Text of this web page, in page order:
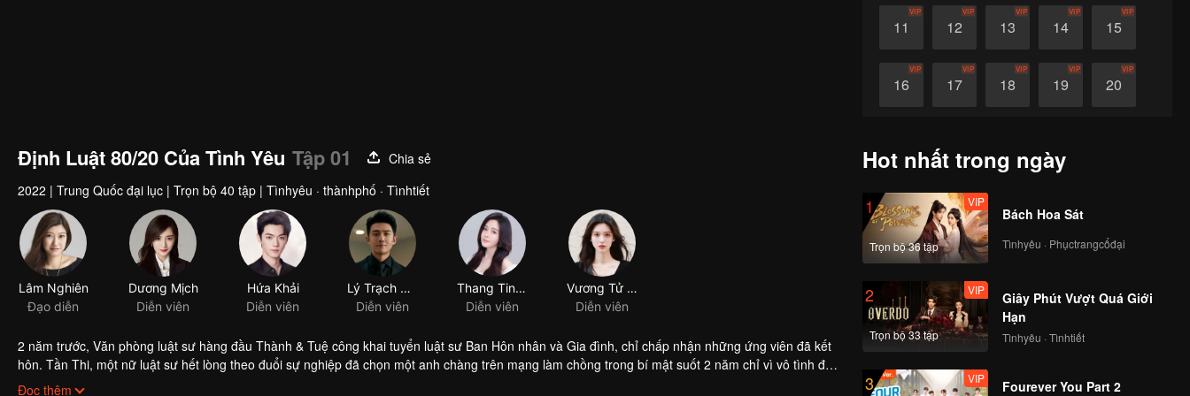
11
VIP
12
VIP
13
VIP
14
VIP
15
VIP
16
VIP
17
VIP
18
VIP
19
VIP
20
VIP
26 27
Định Luật 80/20 Của Tình Yêu Tập 01
Chia sẻ
2022 | Trung Quốc đại lục | Trọn bộ 40 tập | Tìnhyêu · thànhphố · Tìnhtiết
Lâm Nghiên
Đạo diễn
Dương Mịch
Diễn viên
Hứa Khải
Diễn viên
Lý Trạch Phong
Diễn viên
Thang Tinh Mị
Diễn viên
Vương Tử Tuyền
Diễn viên
2 năm trước, Văn phòng luật sư hàng đầu Thành & Tuệ công khai tuyển luật sư Ban Hôn nhân và Gia đình, chỉ chấp nhận những ứng viên đã kết
hôn. Tần Thi, một nữ luật sư hết lòng theo đuổi sự nghiệp đã chọn một anh chàng trên mạng làm chồng trong bí mật suốt 2 năm chỉ vì vô tình đọc
một bài đăng của anh chàng, và cũng là vì để có đủ điều kiện ứng tuyển vào vị trí này. Sau khi được nhận, với những biểu hiện xuất sắc trong công
Đọc thêm
Hot nhất trong ngày
1
Trọn bộ 36 tập
VIP
Bách Hoa Sát
Tìnhyêu · Phụctrangcổđại
2
Trọn bộ 33 tập
VIP
Giây Phút Vượt Quá Giới
Hạn
Tìnhyêu · Tìnhtiết
3 VIP
Fourever You Part 2